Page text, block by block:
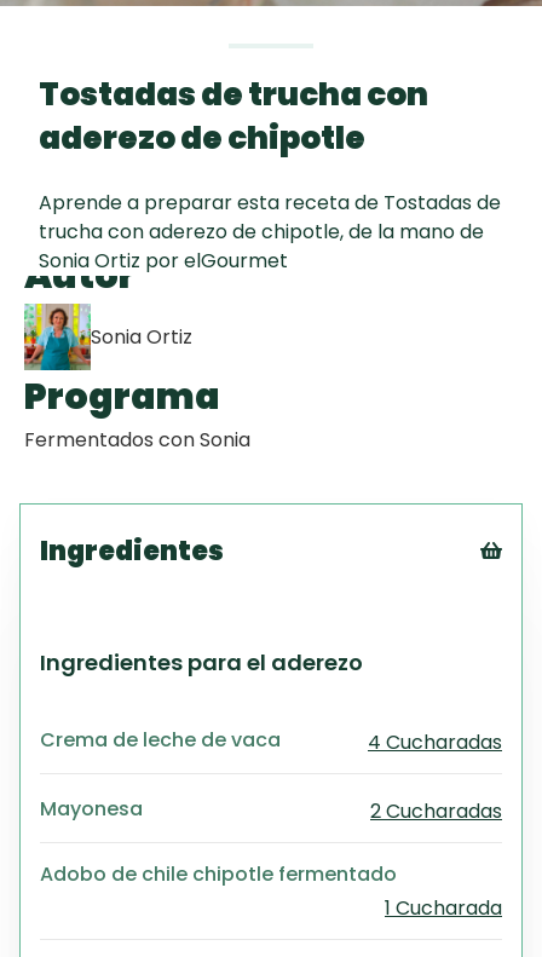
Chispas de
Chocolate
Red Velvet
Tostadas de trucha con
aderezo de chipotle
Aprende a preparar esta receta de Tostadas de
trucha con aderezo de chipotle, de la mano de
Sonia Ortiz por elGourmet
Autor
Sonia Ortiz
Programa
Fermentados con Sonia
Ingredientes
Ingredientes para el aderezo
Crema de leche de vaca 4 Cucharadas
Mayonesa 2 Cucharadas
Adobo de chile chipotle fermentado
1 Cucharada